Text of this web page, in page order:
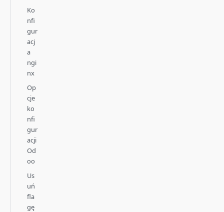
Ko
nfi
gur
acj
a
ngi
nx
Op
cje
ko
nfi
gur
acji
Od
oo
Us
uń
fla
gę